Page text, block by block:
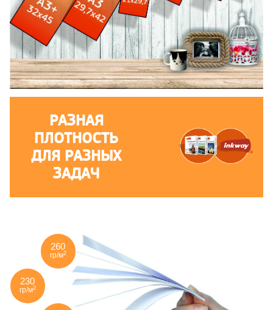
РАЗНАЯ
ПЛОТНОСТЬ
ДЛЯ РАЗНЫХ
ЗАДАЧ
260
гр/м2
230
гр/м2